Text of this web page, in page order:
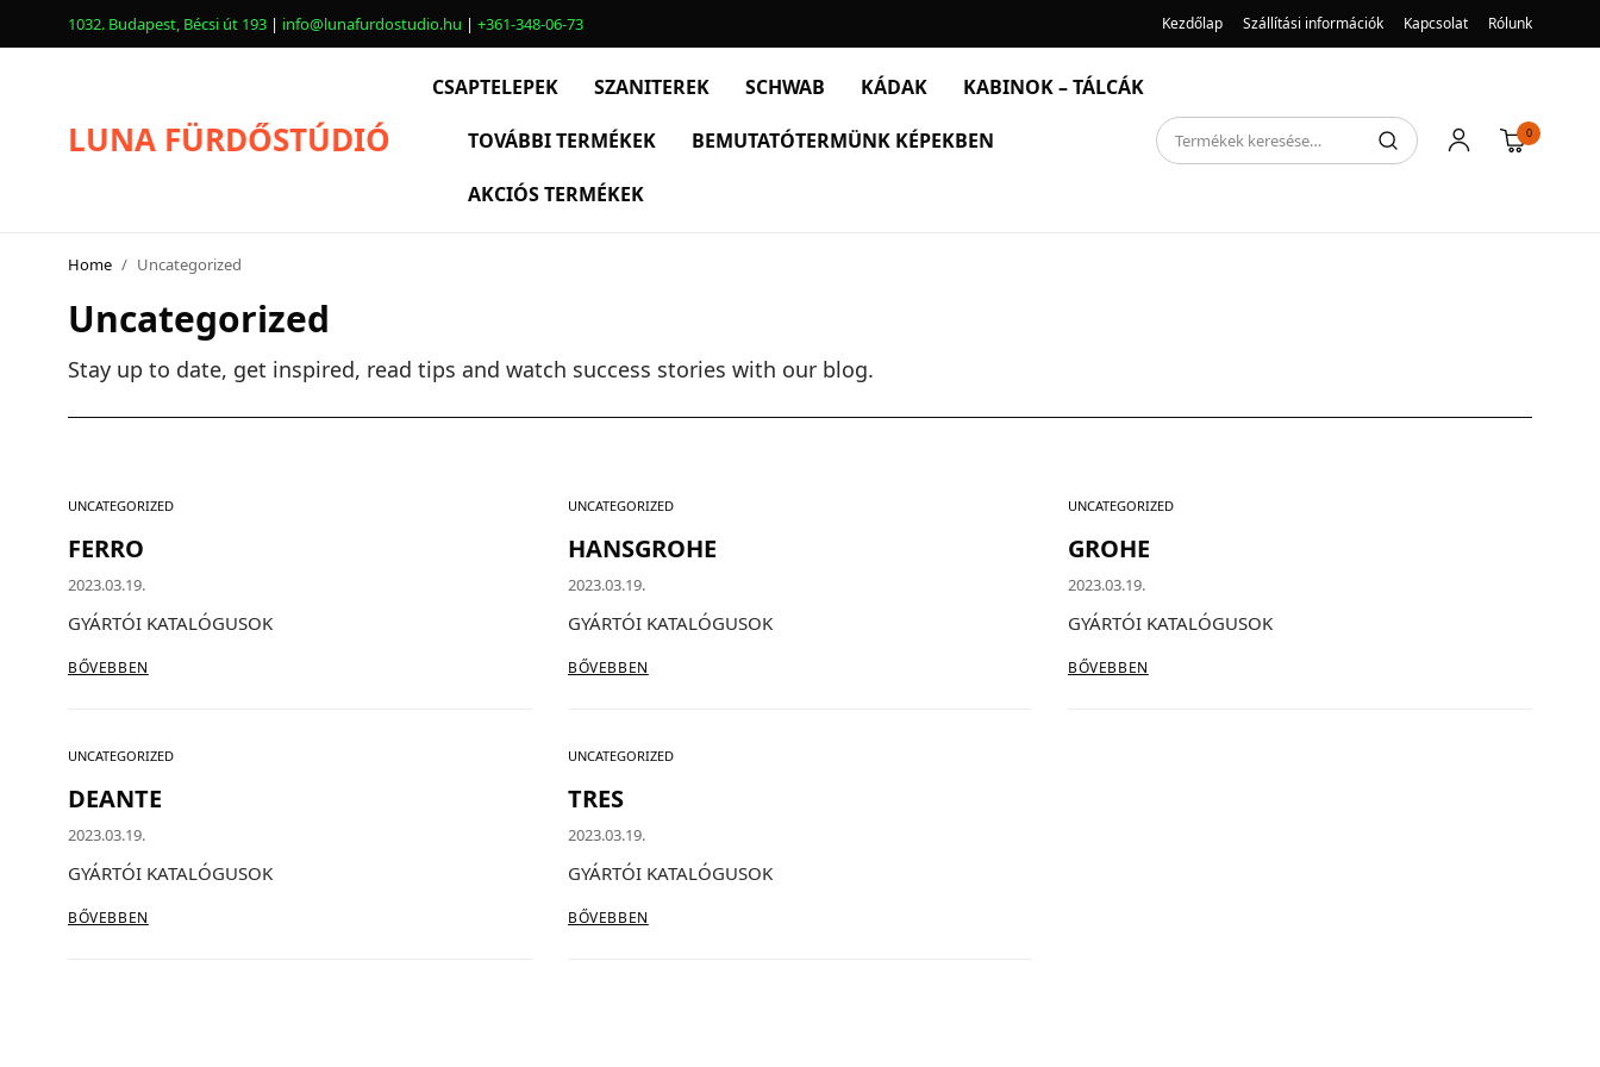
1032. Budapest, Bécsi út 193 | info@lunafurdostudio.hu | +361-348-06-73 Kezdőlap Szállítási információk Kapcsolat Rólunk
LUNA FÜRDŐSTÚDIÓ
CSAPTELEPEK SZANITEREK SCHWAB KÁDAK KABINOK – TÁLCÁK
TOVÁBBI TERMÉKEK BEMUTATÓTERMÜNK KÉPEKBEN
AKCIÓS TERMÉKEK
0
Home / Uncategorized
Uncategorized
Stay up to date, get inspired, read tips and watch success stories with our blog.
UNCATEGORIZED
FERRO
2023.03.19.
GYÁRTÓI KATALÓGUSOK
BŐVEBBEN
UNCATEGORIZED
HANSGROHE
2023.03.19.
GYÁRTÓI KATALÓGUSOK
BŐVEBBEN
UNCATEGORIZED
GROHE
2023.03.19.
GYÁRTÓI KATALÓGUSOK
BŐVEBBEN
UNCATEGORIZED
DEANTE
2023.03.19.
GYÁRTÓI KATALÓGUSOK
BŐVEBBEN
UNCATEGORIZED
TRES
2023.03.19.
GYÁRTÓI KATALÓGUSOK
BŐVEBBEN
SCHWAB
KÁDAK
BEMUTATÓTERMÜNK KÉPEKBEN
AKCIÓS TERMÉKEK
Adatvédelem
Szállítási információk
Copyright © 2021